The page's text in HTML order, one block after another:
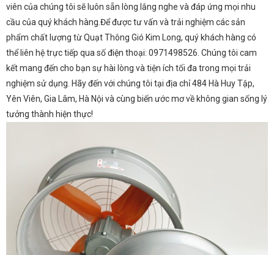
viên của chúng tôi sẽ luôn sẵn lòng lắng nghe và đáp ứng mọi nhu
cầu của quý khách hàng.Để được tư vấn và trải nghiệm các sản
phẩm chất lượng từ Quạt Thông Gió Kim Long, quý khách hàng có
thể liên hệ trực tiếp qua số điện thoại: 0971498526. Chúng tôi cam
kết mang đến cho bạn sự hài lòng và tiện ích tối đa trong mọi trải
nghiệm sử dụng. Hãy đến với chúng tôi tại địa chỉ 484 Hà Huy Tập,
Yên Viên, Gia Lâm, Hà Nội và cùng biến ước mơ về không gian sống lý
tưởng thành hiện thực!